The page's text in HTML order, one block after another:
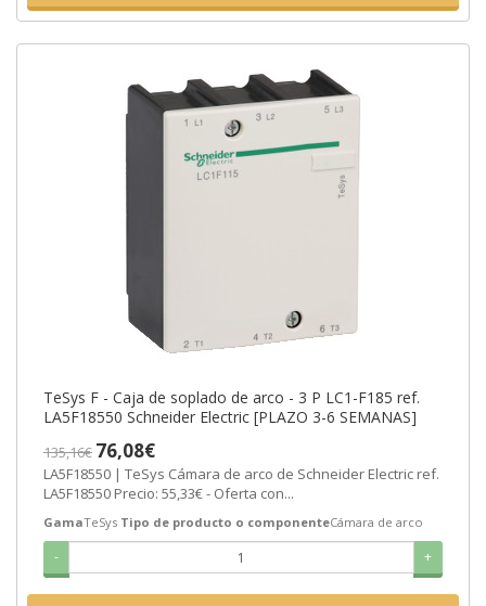
TeSys F - Caja de soplado de arco - 3 P LC1-F185 ref.
LA5F18550 Schneider Electric [PLAZO 3-6 SEMANAS]
135,16€ 76,08€
LA5F18550 | TeSys Cámara de arco de Schneider Electric ref.
LA5F18550 Precio: 55,33€ - Oferta con...
GamaTeSys Tipo de producto o componenteCámara de arco
- +